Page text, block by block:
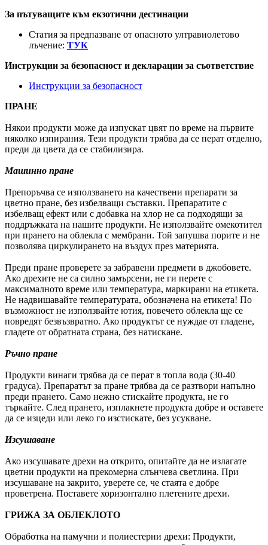
За пътуващите към екзотични дестинации
Статия за предпазване от опасното ултравиолетово
лъчение: ТУК
Инструкции за безопасност и декларации за съответствие
Инструкции за безопасност
ПРАНЕ
Някои продукти може да изпускат цвят по време на първите
няколко изпирания. Тези продукти трябва да се перат отделно,
преди да цвета да се стабилизира.
Машинно пране
Препоръчва се използването на качествени препарати за
цветно пране, без избелващи съставки. Препаратите с
избелващ ефект или с добавка на хлор не са подходящи за
поддръжката на нашите продукти. Не използвайте омекотител
при прането на облекла с мембрани. Той запушва порите и не
позволява циркулирането на въздух през материята.
Преди пране проверете за забравени предмети в джобовете.
Ако дрехите не са силно замърсени, не ги перете с
максималното време или температура, маркирани на етикета.
Не надвишавайте температурата, обозначена на етикета! По
възможност не използвайте ютия, повечето облекла ще се
повредят безвъзвратно. Ако продуктът се нуждае от гладене,
гладете от обратната страна, без натискане.
Ръчно пране
Продукти винаги трябва да се перат в топла вода (30-40
градуса). Препаратът за пране трябва да се разтвори напълно
преди прането. Само нежно стискайте продукта, не го
търкайте. След прането, изплакнете продукта добре и оставете
да се изцеди или леко го изстискате, без усукване.
Изсушаване
Ако изсушавате дрехи на открито, опитайте да не излагате
цветни продукти на прекомерна слънчева светлина. При
изсушаване на закрито, уверете се, че стаята е добре
проветрена. Поставете хоризонтално плетените дрехи.
ГРИЖА ЗА ОБЛЕКЛОТО
Обработка на памучни и полиестерни дрехи: Продукти,